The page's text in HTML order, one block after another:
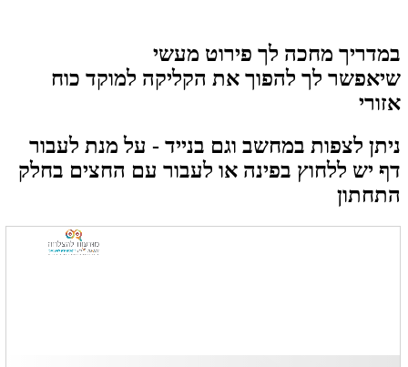
במדריך מחכה לך פירוט מעשי
שיאפשר לך להפוך את הקליקה למוקד כוח
אזורי
ניתן לצפות במחשב וגם בנייד - על מנת לעבור
דף יש ללחוץ בפינה או לעבור עם החצים בחלק
התחתון